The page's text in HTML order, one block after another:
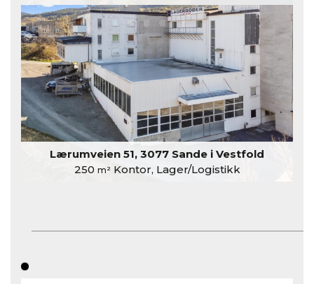
Lærumveien 51, 3077 Sande i Vestfold
250 m²Kontor, Lager/Logistikk